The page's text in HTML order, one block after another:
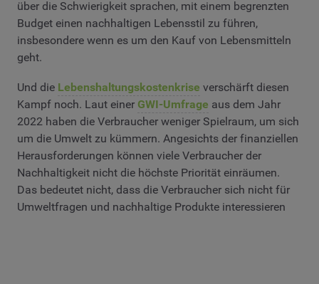
über die Schwierigkeit sprachen, mit einem begrenzten
Budget einen nachhaltigen Lebensstil zu führen,
insbesondere wenn es um den Kauf von Lebensmitteln
geht.
Und die Lebenshaltungskostenkrise verschärft diesen
Kampf noch. Laut einer GWI-Umfrage aus dem Jahr
2022 haben die Verbraucher weniger Spielraum, um sich
um die Umwelt zu kümmern. Angesichts der finanziellen
Herausforderungen können viele Verbraucher der
Nachhaltigkeit nicht die höchste Priorität einräumen.
Das bedeutet nicht, dass die Verbraucher sich nicht für
Umweltfragen und nachhaltige Produkte interessieren